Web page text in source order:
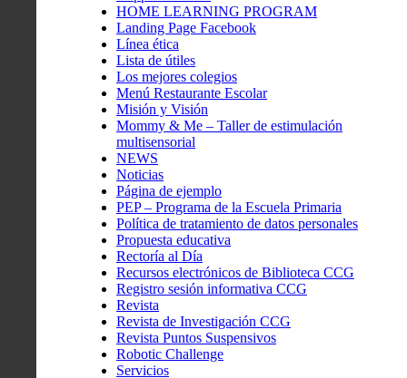
HOME LEARNING PROGRAM
Landing Page Facebook
Línea ética
Lista de útiles
Los mejores colegios
Menú Restaurante Escolar
Misión y Visión
Mommy & Me – Taller de estimulación
multisensorial
NEWS
Noticias
Página de ejemplo
PEP – Programa de la Escuela Primaria
Política de tratamiento de datos personales
Propuesta educativa
Rectoría al Día
Recursos electrónicos de Biblioteca CCG
Registro sesión informativa CCG
Revista
Revista de Investigación CCG
Revista Puntos Suspensivos
Robotic Challenge
Servicios